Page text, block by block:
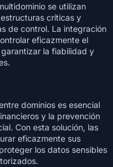
se utilizan
críticas y
de control. La integración
eficazmente el
la fiabilidad y
dominios es esencial
y la prevención
Con esta solución, las
eficazmente sus
los datos sensibles